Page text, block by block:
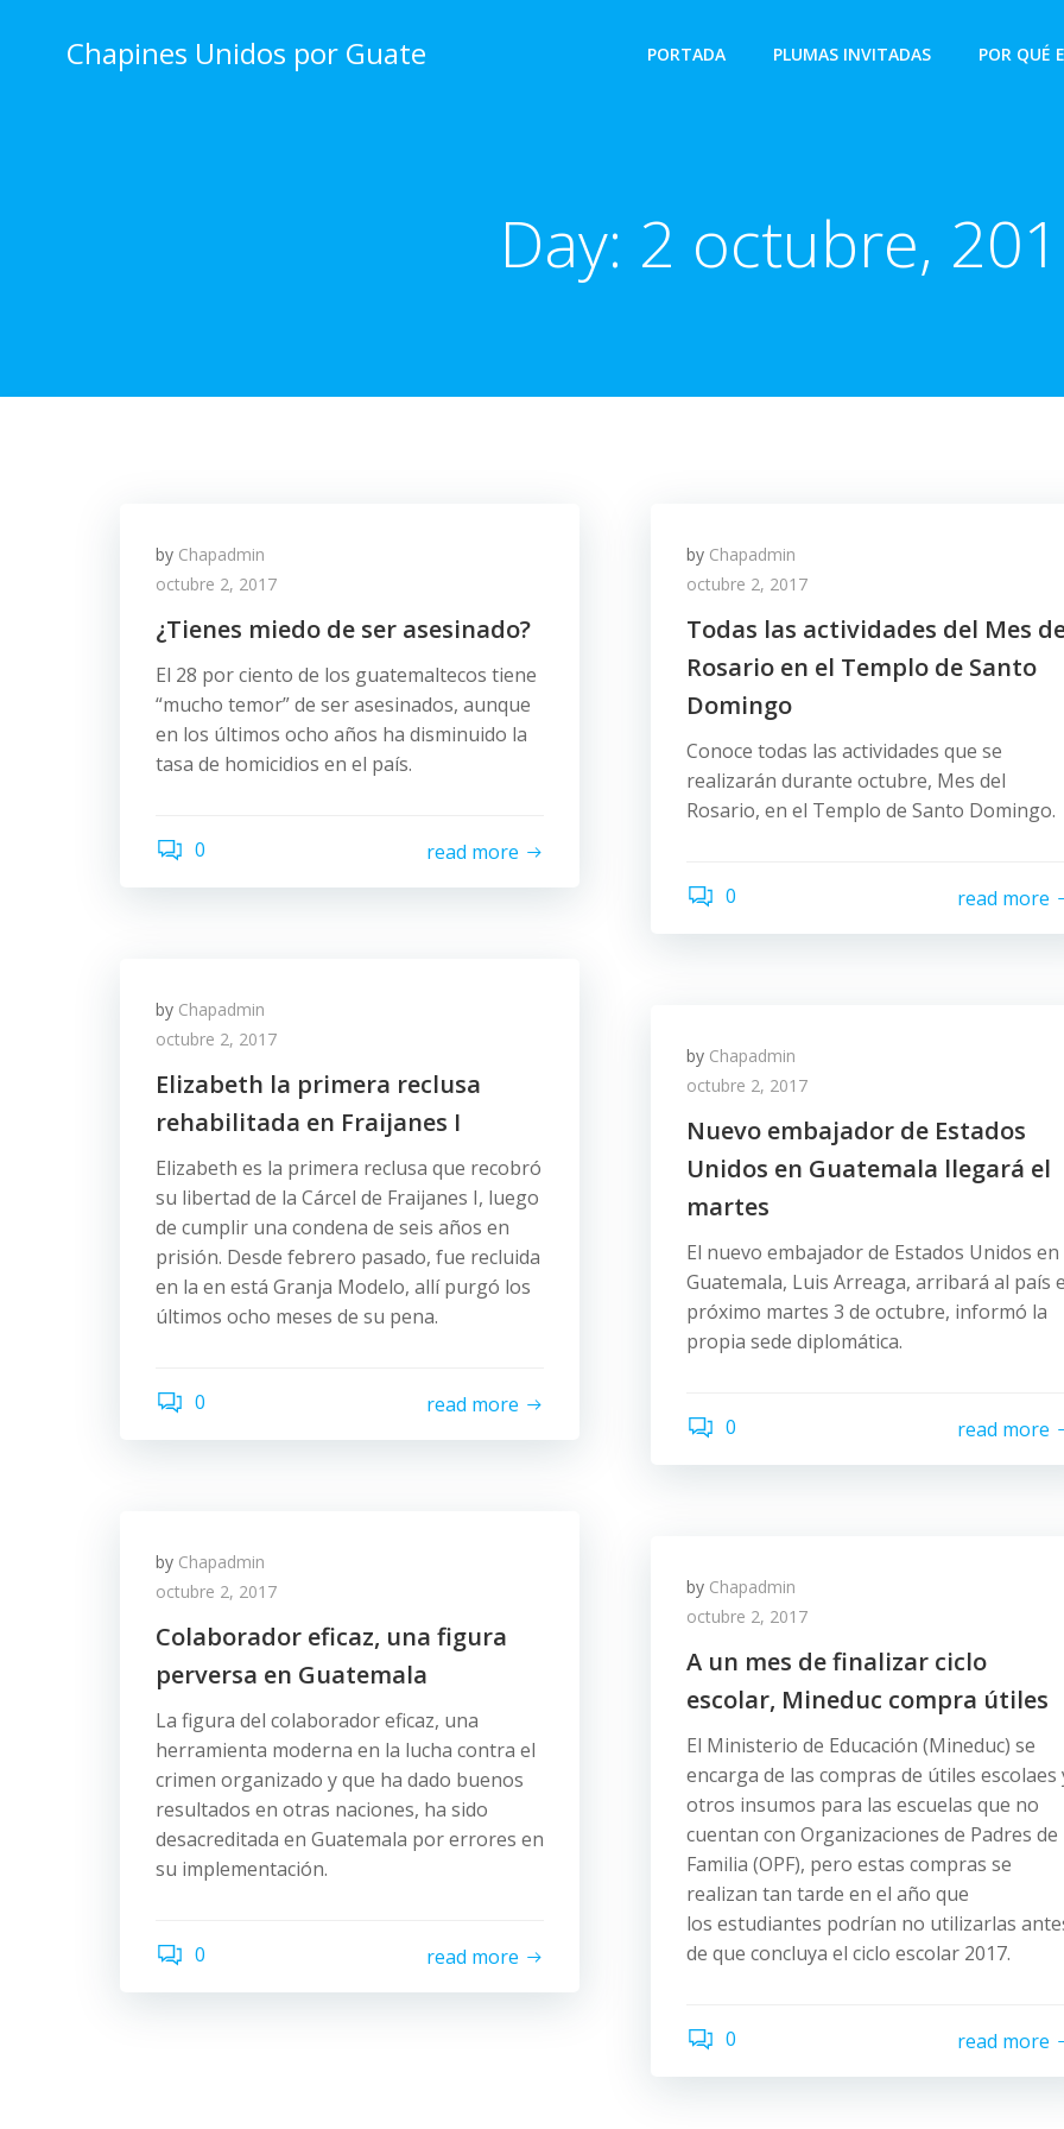
Chapines Unidos por Guate PORTADA PLUMAS INVITADAS POR QUÉ
Day: 2 octubre,
by Chapadmin
octubre 2, 2017
¿Tienes miedo de ser asesinado?
El 28 por ciento de los guatemaltecos tiene
“mucho temor” de ser asesinados, aunque
en los últimos ocho años ha disminuido la
tasa de homicidios en el país.
0 read more
by Chapadmin
octubre 2, 2017
Todas las actividades del Mes
Rosario en el Templo de Santo
Domingo
Conoce todas las actividades que se
realizarán durante octubre, Mes del
Rosario, en el Templo de Santo Domingo.
0 read more
by Chapadmin
octubre 2, 2017
Elizabeth la primera reclusa
rehabilitada en Fraijanes I
Elizabeth es la primera reclusa que recobró
su libertad de la Cárcel de Fraijanes I, luego
de cumplir una condena de seis años en
prisión. Desde febrero pasado, fue recluida
en la en está Granja Modelo, allí purgó los
últimos ocho meses de su pena.
0 read more
by Chapadmin
octubre 2, 2017
Nuevo embajador de Estados
Unidos en Guatemala llegará el
martes
El nuevo embajador de Estados Unidos en
Guatemala, Luis Arreaga, arribará al país
próximo martes 3 de octubre, informó la
propia sede diplomática.
0 read more
by Chapadmin
octubre 2, 2017
Colaborador eficaz, una figura
perversa en Guatemala
La figura del colaborador eficaz, una
herramienta moderna en la lucha contra el
crimen organizado y que ha dado buenos
resultados en otras naciones, ha sido
desacreditada en Guatemala por errores en
su implementación.
0 read more
by Chapadmin
octubre 2, 2017
A un mes de finalizar ciclo
escolar, Mineduc compra útiles
El Ministerio de Educación (Mineduc) se
encarga de las compras de útiles escolaes
otros insumos para las escuelas que no
cuentan con Organizaciones de Padres de
Familia (OPF), pero estas compras se
realizan tan tarde en el año que
los estudiantes podrían no utilizarlas
de que concluya el ciclo escolar 2017.
0 read more